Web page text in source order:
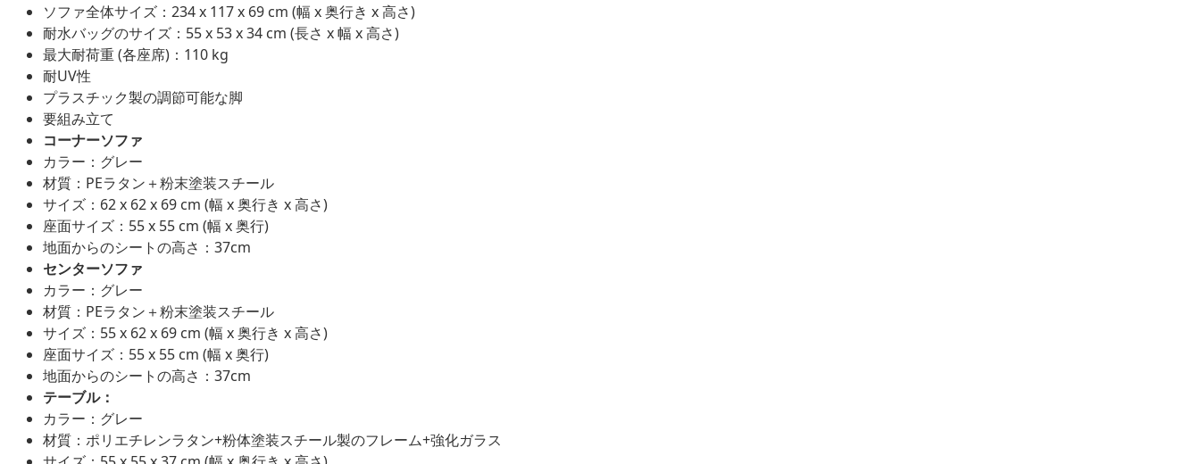
ソファ全体サイズ：234 x 117 x 69 cm (幅 x 奥行き x 高さ)
耐水バッグのサイズ：55 x 53 x 34 cm (長さ x 幅 x 高さ)
最大耐荷重 (各座席)：110 kg
耐UV性
プラスチック製の調節可能な脚
要組み立て
コーナーソファ
カラー：グレー
材質：PEラタン＋粉末塗装スチール
サイズ：62 x 62 x 69 cm (幅 x 奥行き x 高さ)
座面サイズ：55 x 55 cm (幅 x 奥行)
地面からのシートの高さ：37cm
センターソファ
カラー：グレー
材質：PEラタン＋粉末塗装スチール
サイズ：55 x 62 x 69 cm (幅 x 奥行き x 高さ)
座面サイズ：55 x 55 cm (幅 x 奥行)
地面からのシートの高さ：37cm
テーブル：
カラー：グレー
材質：ポリエチレンラタン+粉体塗装スチール製のフレーム+強化ガラス